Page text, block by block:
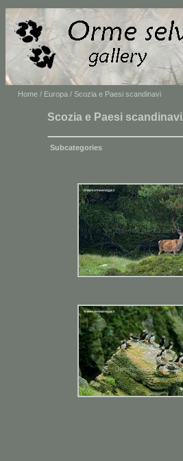
Home / Europa / Scozia e Paesi scandinavi
Scozia e Paesi scandinavi
Subcategories